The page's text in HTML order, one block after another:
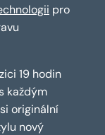
pro
19 hodin
každým
originální
nový